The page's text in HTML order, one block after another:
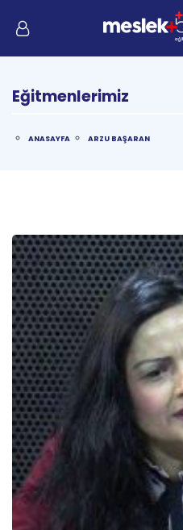
Eğitmenlerimiz
ANASAYFA ARZU BAŞARAN